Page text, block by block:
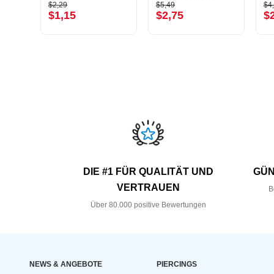
$2,29
$1,15
$5,49
$2,75
DIE #1 FÜR QUALITÄT UND
VERTRAUEN
Über 80.000 positive Bewertungen
NEWS & ANGEBOTE PIERCINGS